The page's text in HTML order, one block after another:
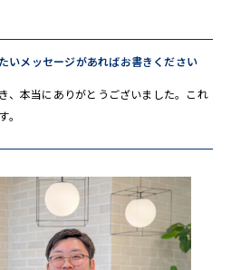
いメッセージがあればお書きください
、本当にありがとうございました。これ